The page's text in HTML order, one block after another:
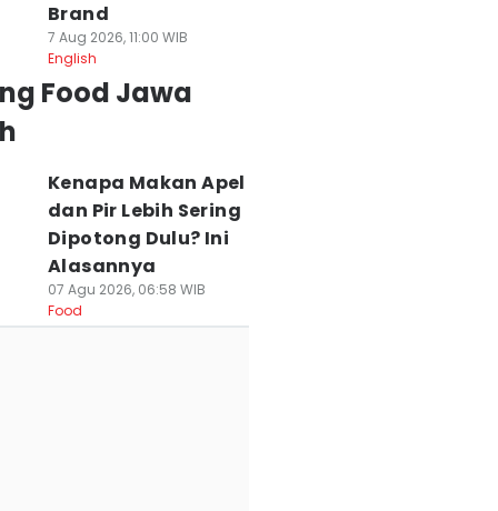
Brand
7 Aug 2026, 11:00 WIB
English
Food Jawa
Kenapa Makan Apel
dan Pir Lebih Sering
Dipotong Dulu? Ini
Alasannya
07 Agu 2026, 06:58 WIB
Food